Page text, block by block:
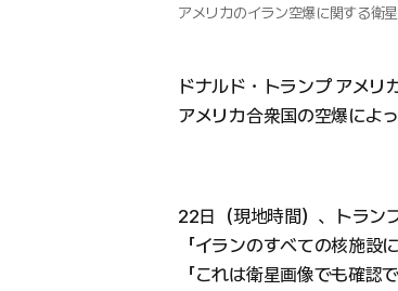
アメリカのイラン空爆に関する衛
ドナルド・トランプ アメリ
アメリカ合衆国の空爆によ
22日（現地時間）、トラン
「イランのすべての核施設
「これは衛星画像でも確認